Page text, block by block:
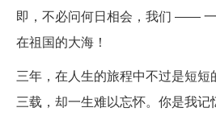
即，不必问何日相会，我们 ――
在祖国的大海！
三年，在人生的旅程中不过是短短
三载，却一生难以忘怀。你是我记